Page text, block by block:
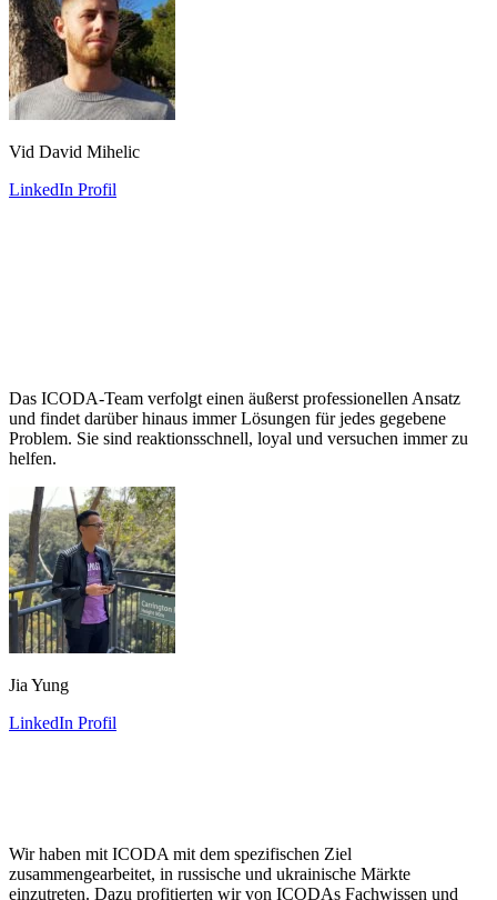
Vid David Mihelic
LinkedIn Profil
Das ICODA-Team verfolgt einen äußerst professionellen Ansatz
und findet darüber hinaus immer Lösungen für jedes gegebene
Problem. Sie sind reaktionsschnell, loyal und versuchen immer zu
helfen.
Jia Yung
LinkedIn Profil
Wir haben mit ICODA mit dem spezifischen Ziel
zusammengearbeitet, in russische und ukrainische Märkte
einzutreten. Dazu profitierten wir von ICODAs Fachwissen und